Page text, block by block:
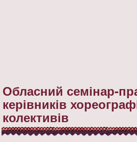
Обласний семінар-
керівників
колективів